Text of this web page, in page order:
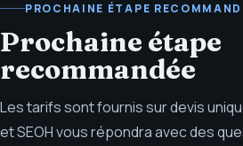
PROCHAINE ÉTAPE
Prochaine étape
recommandée
Les tarifs sont fournis sur devis
et SEOH vous répondra avec des